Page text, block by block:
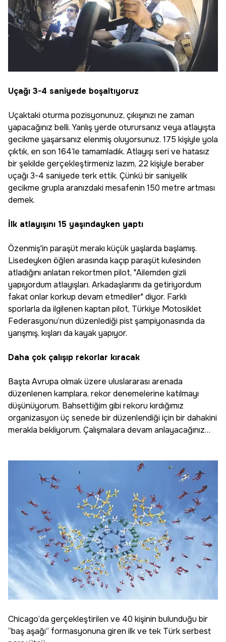
Uçağı 3-4 saniyede boşaltıyoruz
Uçaktaki oturma pozisyonunuz, çıkışınızı ne zaman
yapacağınız belli. Yanlış yerde oturursanız veya atlayışta
gecikme yaşarsanız elenmiş oluyorsunuz. 175 kişiyle yola
çıktık, en son 164’le tamamladık. Atlayışı seri ve hatasız
bir şekilde gerçekleştirmeniz lazım, 22 kişiyle beraber
uçağı 3-4 saniyede terk ettik. Çünkü bir saniyelik
gecikme grupla aranızdaki mesafenin 150 metre artması
demek.
İlk atlayışını 15 yaşındayken yaptı
Özenmiş'in paraşüt merakı küçük yaşlarda başlamış.
Lisedeyken öğlen arasında kaçıp paraşüt kulesinden
atladığını anlatan rekortmen pilot, "Ailemden gizli
yapıyordum atlayışları. Arkadaşlarımı da getiriyordum
fakat onlar korkup devam etmediler" diyor. Farklı
sporlarla da ilgilenen kaptan pilot, Türkiye Motosiklet
Federasyonu’nun düzenlediği pist şampiyonasında da
yarışmış, kışları da kayak yapıyor.
Daha çok çalışıp rekorlar kıracak
Başta Avrupa olmak üzere uluslararası arenada
düzenlenen kamplara, rekor denemelerine katılmayı
düşünüyorum. Bahsettiğim gibi rekoru kırdığımız
organizasyon üç senede bir düzenlendiği için bir dahakini
merakla bekliyorum. Çalışmalara devam anlayacağınız…
Chicago’da gerçekleştirilen ve 40 kişinin bulunduğu bir
“baş aşağı” formasyonuna giren ilk ve tek Türk serbest